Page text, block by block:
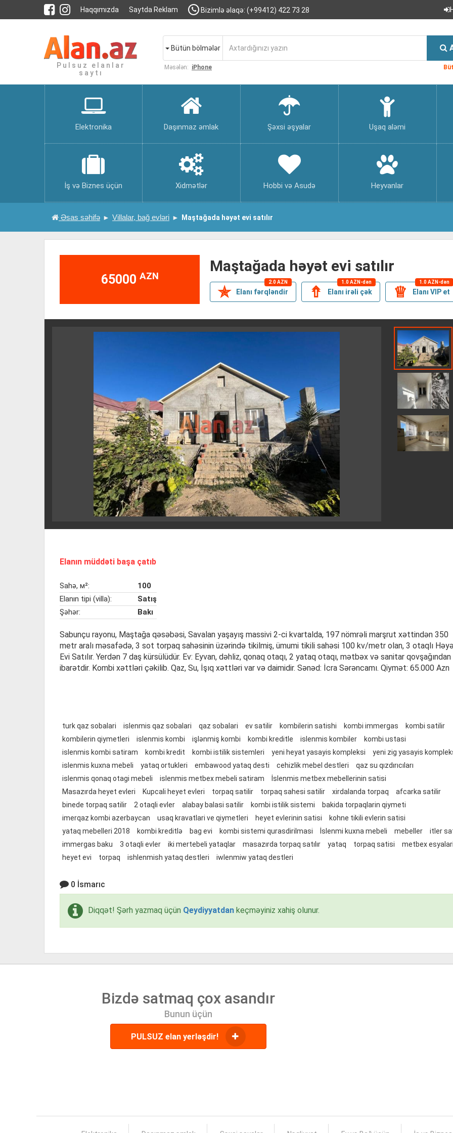
Haqqımızda Saytda Reklam Bizimlə əlaqə: (+99412) 422 73 28
Pulsuz elanlar
saytı
Bütün bölmələr
Məsələn: iPhone
Elektronika Daşınmaz əmlak Şəxsi əşyalar Uşaq aləmi
İş və Biznes üçün Xidmətlər Hobbi və Asudə Heyvanlar
Əsas səhifə Villalar, bağ evləri Maştağada həyət evi satılır
65000 AZN
maştağada həyət evi satılır
✯
Elanı fərqləndir
2.0 AZN
⇮ Elanı irəli çək
1.0 AZN-dən
♕ Elanı VIP et
1.0 AZN-dən
Elanın müddəti başa çatıb
Sahə, м²:
100
Elanın tipi (villa):
Satış
Şəhər:
Bakı
Sabunçu rayonu, Maştağa qəsəbəsi, Savalan yaşayış massivi 2-ci kvartalda, 197 nömrəli marşrut xəttindən 350
metr aralı məsafədə, 3 sot torpaq sahəsinin üzərində tikilmiş, ümumi tikili sahəsi 100 kv/metr olan, 3 otaqlı
Evi Satılır. Yerdən 7 daş kürsülüdür. Ev: Eyvan, dəhliz, qonaq otaqı, 2 yataq otaqı, mətbəx və sanitar qovşağından
ibarətdir. Kombi xəttləri çəkilib. Qaz, Su, İşıq xəttləri var və daimidir. Sənəd: İcra Sərəncamı. Qiymət: 65.000 Azn
turk qaz sobalari islenmis qaz sobalari qaz sobalari ev satilir kombilerin satishi kombi immergas
kombi satilir
kombilerin qiymetleri
islenmis kombi işlənmiş kombi kombi kreditle islenmis kombiler
kombi ustasi
islenmis kombi satiram
kombi kredit kombi istilik sistemleri yeni heyat yasayis kompleksi
yeni zig yasayis
islenmis kuxna mebeli
yataq ortukleri embawood yataq desti cehizlik mebel destleri
qaz su qızdırıcıları
islenmis qonaq otagi mebeli
islenmis metbex mebeli satiram
İslenmis metbex mebellerinin satisi
Masazırda heyet evleri
Kupcali heyet evleri torpaq satilir torpaq sahesi satilir xirdalanda torpaq
afcarka satilir
binede torpaq satilir
2 otaqli evler alabay balasi satilir kombi istilik sistemi
bakida torpaqlarin qiymeti
imerqaz kombi azerbaycan
usaq kravatlari ve qiymetleri heyet evlerinin satisi
kohne tikili evlerin satisi
yataq mebelleri 2018
kombi kreditlə bag evi kombi sistemi qurasdirilmasi İslenmi kuxna mebeli mebeller
itler
immergas baku
3 otaqli evler iki mertebeli yataqlar masazırda torpaq satılır yataq torpaq satisi
metbex esyalari
heyet evi
torpaq ishlenmish yataq destleri iwlenmiw yataq destleri
0 İsmarıc
Diqqət! Şərh yazmaq üçün Qeydiyyatdan keçməyiniz xahiş olunur.
Bizdə satmaq çox asandır
Bunun üçün
PULSUZ elan yerləşdir!